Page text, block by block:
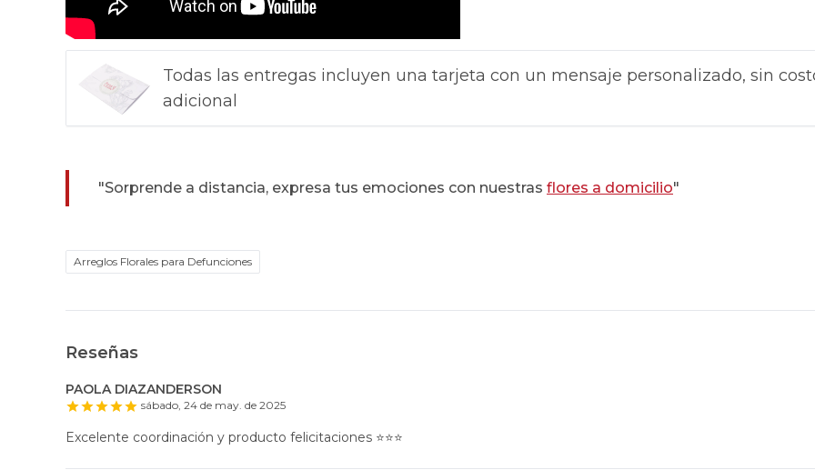
Todas las entregas incluyen una tarjeta con un mensaje personalizado, sin
adicional
"Sorprende a distancia, expresa tus emociones con nuestras flores a domicilio"
Arreglos Florales para Defunciones
Reseñas
PAOLA DIAZANDERSON
sábado, 24 de may. de 2025
Excelente coordinación y producto felicitaciones ⭐️⭐️⭐️